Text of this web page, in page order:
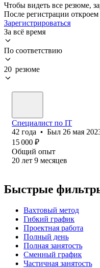
Чтобы видеть все резюме,
После регистрации
Зарегистрироваться
За всё время
По соответствию
20 резюме
Специалист по IT
42 года • Был 26 мая
15 000 ₽
Общий опыт
20 лет 9 месяцев
Быстрые
Вахтовый метод
Гибкий график
Проектная работа
Полный день
Полная занятость
Сменный график
Частичная занятость